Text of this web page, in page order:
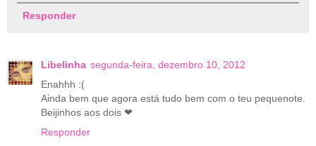
Responder
Libelinha segunda-feira, dezembro 10, 2012
Enahhh :(
Ainda bem que agora está tudo bem com o teu pequenote.
Beijinhos aos dois ❤
Responder